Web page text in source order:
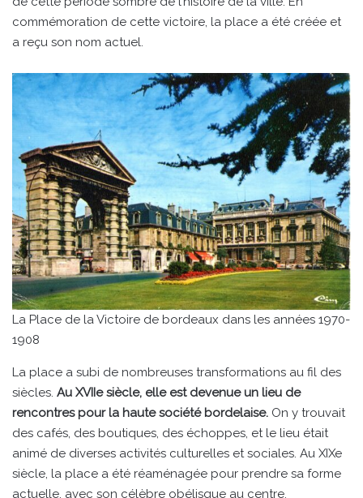
commémoration de cette victoire, la place a été créée et
a reçu son nom actuel.
La Place de la Victoire de bordeaux dans les années 1970-
1908
La place a subi de nombreuses transformations au fil des
siècles. Au XVIIe siècle, elle est devenue un lieu de
rencontres pour la haute société bordelaise. On y trouvait
des cafés, des boutiques, des échoppes, et le lieu était
animé de diverses activités culturelles et sociales. Au XIXe
siècle, la place a été réaménagée pour prendre sa forme
actuelle, avec son célèbre obélisque au centre.